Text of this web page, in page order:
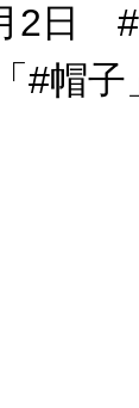
2日
#帽